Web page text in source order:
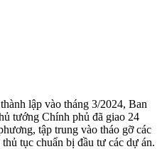
lập vào tháng 3/2024, Ban
tướng Chính phủ đã giao 24
tập trung vào tháo gỡ các
tục chuẩn bị đầu tư các dự án.